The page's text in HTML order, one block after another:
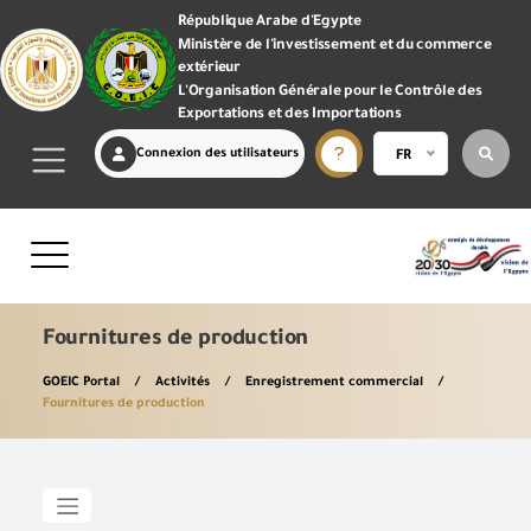
République Arabe d'Egypte
Ministère de l'investissement et du commerce
extérieur
L'Organisation Générale pour le Contrôle des
Exportations et des Importations
Connexion des utilisateurs FR
Fournitures de production
GOEIC Portal Activités
Enregistrement commercial
Fournitures de production